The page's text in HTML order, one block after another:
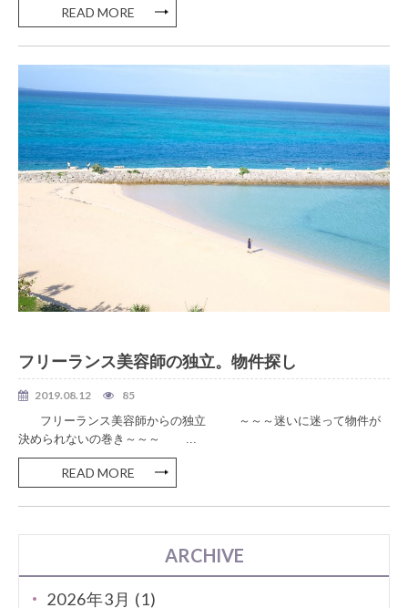
READ MORE
フリーランス美容師の独立。物件探し
2019.08.12
85
フリーランス美容師からの独立 ～～～迷いに迷って物件が
決められないの巻き～～～ ...
READ MORE
ARCHIVE
2026年3月 (1)